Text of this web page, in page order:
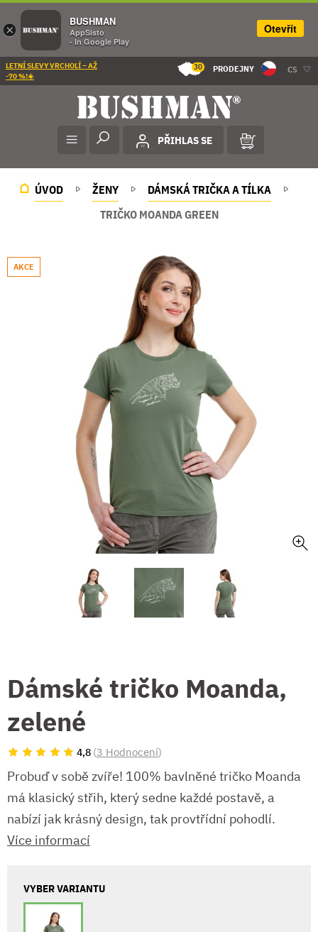
LETNÍ SLEVY VRCHOLÍ – AŽ
-70 %!☀️
30 PRODEJNY CS
PŘIHLAS SE
ÚVOD ŽENY
DÁMSKÁ TRIČKA A TÍLKA
TRIČKO MOANDA GREEN
AKCE
Dámské tričko Moanda,
zelené
4,8 (3 Hodnocení)
Probuď v sobě zvíře! 100% bavlněné tričko Moanda
má klasický střih, který sedne každé postavě, a
nabízí jak krásný design, tak provtřídní pohodlí.
Více informací
VYBER VARIANTU
×
BUSHMAN
AppSisto
- In Google Play
Otevřít